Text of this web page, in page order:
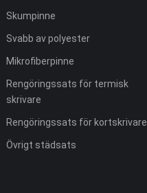
Skumpinne
Svabb av polyester
Mikrofiberpinne
Rengöringssats för termisk
skrivare
Rengöringssats för kortskrivare
Övrigt städsats